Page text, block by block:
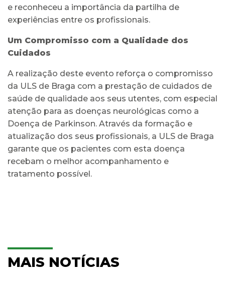
e reconheceu a importância da partilha de
experiências entre os profissionais.
Um Compromisso com a Qualidade dos
Cuidados
A realização deste evento reforça o compromisso
da ULS de Braga com a prestação de cuidados de
saúde de qualidade aos seus utentes, com especial
atenção para as doenças neurológicas como a
Doença de Parkinson. Através da formação e
atualização dos seus profissionais, a ULS de Braga
garante que os pacientes com esta doença
recebam o melhor acompanhamento e
tratamento possível.
MAIS NOTÍCIAS